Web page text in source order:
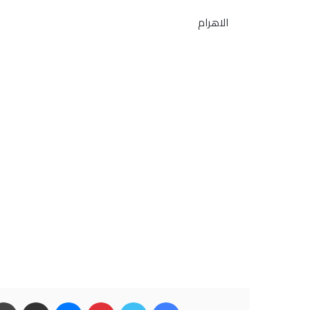
الاهرام
فيسبوك تويتر بينتيريست ماسنجر مشاركة عبر البريد